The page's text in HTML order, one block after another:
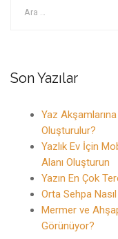
Son Yazılar
Yaz
Oluşturulur?
Yazlık Ev İçin
Alanı Oluşturun
Yazın En Çok
Orta Sehpa
Mermer ve
Görünüyor?